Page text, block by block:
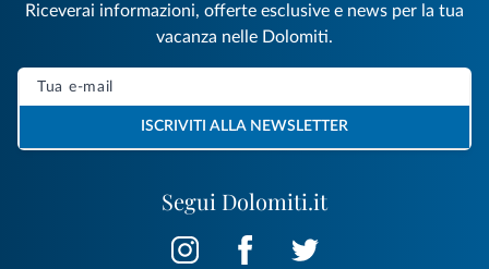
Segui Dolomiti.it
Riceverai informazioni, offerte esclusive e news per la tua
vacanza nelle Dolomiti.
ISCRIVITI ALLA NEWSLETTER